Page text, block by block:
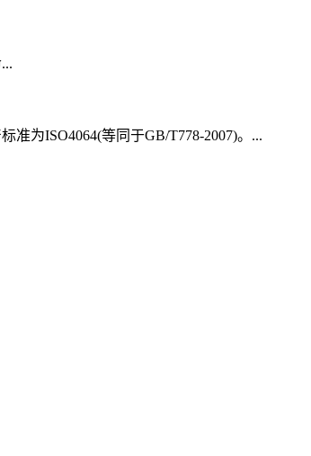
为ISO4064(等同于GB/T778-2007)。...